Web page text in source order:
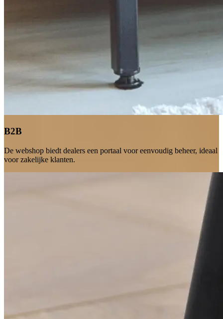
B2B
De webshop biedt dealers een portaal voor eenvoudig beheer, ideaal
voor zakelijke klanten.